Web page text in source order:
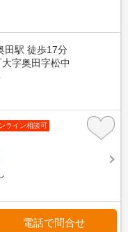
田駅 徒歩17分
字奥田字松中
ライン相談可
電話で問合せ